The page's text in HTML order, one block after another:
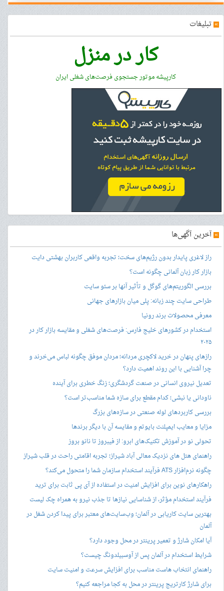
» تبلیغات
کار در منزل
کارپیشه موتور جستجوی فرصت‌های شغلی ایران
»آخرین آگهی‌ها
راز لاغری پایدار بدون رژیم‌های سخت؛ تجربه واقعی کاربران بهشتی دایت
بازار کار زبان آلمانی چگونه است؟
بررسی الگوریتم‌های گوگل و تأثیر آنها بر سئو سایت
طراحی سایت چند زبانه: پلی میان بازارهای جهانی
معرفی محصولات برند رونیا
استخدام در کشورهای خلیج فارس: فرصت‌های شغلی و مقایسه بازار کار در
۲۰۲۵
رازهای پنهان در خرید لاکچری مردانه؛ مردان موفق چگونه لباس می‌خرند و
چرا آشنایی با این روند اهمیت دارد؟
تعدیل نیروی انسانی در صنعت گردشگری؛ زنگ خطری برای آینده
ناودانی یا نبشی؛ کدام مقطع برای سازه شما مناسب‌تر است؟
بررسی کاربردهای لوله صنعتی در سازه‌های بزرگ
مزایا و معایب ایمپلنت بایوتم و مقایسه آن با دیگر برندها
تحولی نو در آموزش تکنیک‌های ابرو: از فیبروز تا نانو بروز
راهنمای هتل های نزدیک معالی آباد شیراز؛ تجربه اقامتی راحت در قلب شیراز
چگونه نرم‌افزار ATS فرآیند استخدام سازمان شما را متحول می‌کند؟
راهکارهای نوین برای افزایش امنیت در استفاده از آی پی ثابت برای ترید
فرآیند استخدام مؤثر، از شناسایی نیازها تا جذب نیرو به همراه چک لیست
بهترین سایت کاریابی در آلمان؛ وب‌سایت‌های معتبر برای پیدا کردن شغل در
آلمان
آیا امکان شارژ و تعمیر پرینتر در محل وجود دارد؟
شرایط استخدام در آلمان پس از آوسبیلدونگ چیست؟
راهنمای انتخاب هاست مناسب برای افزایش سرعت و امنیت سایت
برای شارژ کارتریج پرینتر در محل به کجا مراجعه کنیم؟